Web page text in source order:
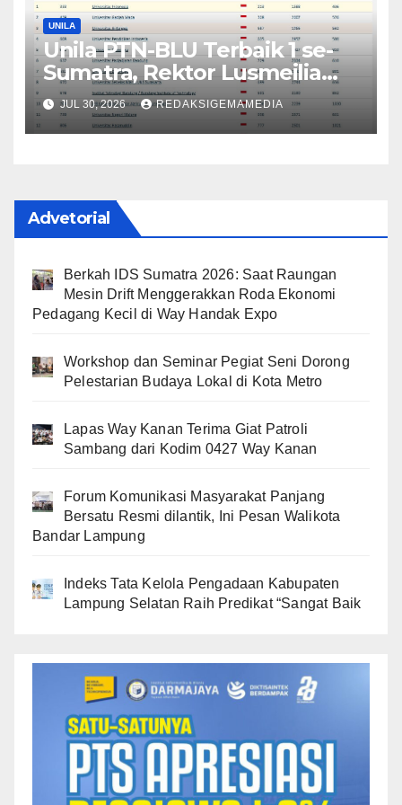
UNILA
Unila PTN-BLU Terbaik 1 se-
Sumatra, Rektor Lusmeilia
Optimistis Bawa Unila Menuju
Top 10 Indonesia
JUL 30, 2026 REDAKSIGEMAMEDIA
Advetorial
Berkah IDS Sumatra 2026: Saat Raungan
Mesin Drift Menggerakkan Roda Ekonomi
Pedagang Kecil di Way Handak Expo
Workshop dan Seminar Pegiat Seni Dorong
Pelestarian Budaya Lokal di Kota Metro
Lapas Way Kanan Terima Giat Patroli
Sambang dari Kodim 0427 Way Kanan
Forum Komunikasi Masyarakat Panjang
Bersatu Resmi dilantik, Ini Pesan Walikota
Bandar Lampung
Indeks Tata Kelola Pengadaan Kabupaten
Lampung Selatan Raih Predikat “Sangat Baik